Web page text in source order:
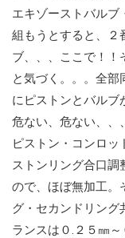
エキゾーストバルブ
組もうとすると、２
ブ、、、ここで！！
と気づく。。。全部
にピストンとバルブ
危ない、危ない、、、
ピストン・コンロ
ストンリング合口調
ので、ほぼ無加工。
グ・セカンドリング
ランスは０.２５㎜